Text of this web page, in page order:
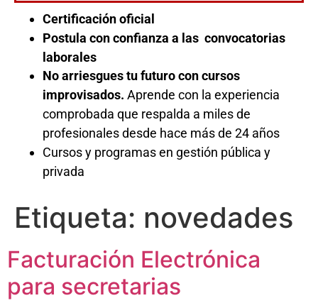
Certificación oficial
Postula con confianza a las convocatorias
laborales
No arriesgues tu futuro con cursos
improvisados. Aprende con la experiencia
comprobada que respalda a miles de
profesionales desde hace más de 24 años
Cursos y programas en gestión pública y
privada
Etiqueta: novedades
Facturación Electrónica
para secretarias